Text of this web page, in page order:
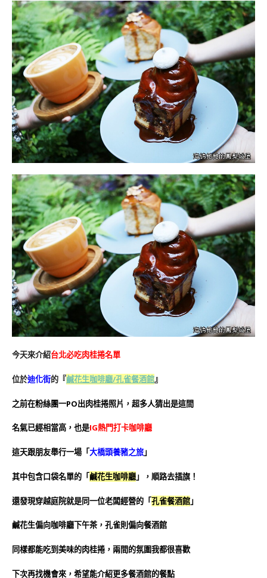
今天來介紹台北必吃肉桂捲名單
位於迪化街的『鹹花生咖啡廳/孔雀餐酒館』
之前在粉絲團一PO出肉桂捲照片，超多人猜出是這間
名氣已經相當高，也是IG熱門打卡咖啡廳
這天跟朋友舉行一場「大橋頭養豬之旅」
其中包含口袋名單的「鹹花生咖啡廳」，順路去插旗！
還發現穿越庭院就是同一位老闆經營的「孔雀餐酒館」
鹹花生偏向咖啡廳下午茶，孔雀則偏向餐酒館
同樣都能吃到美味的肉桂捲，兩間的氛圍我都很喜歡
下次再找機會來，希望能介紹更多餐酒館的餐點